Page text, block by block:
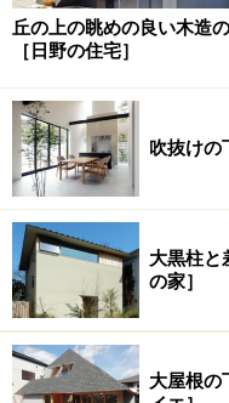
1. 2軒の家に挟まれる
2. 北側の正面。屋根の
3. 東側の外観。奥行は
が中庭。
4. 西側の外観。 2階に
丘の上の眺めの良い木造
［日野の住宅］
吹抜けの
大黒柱と
の家］
大屋根の